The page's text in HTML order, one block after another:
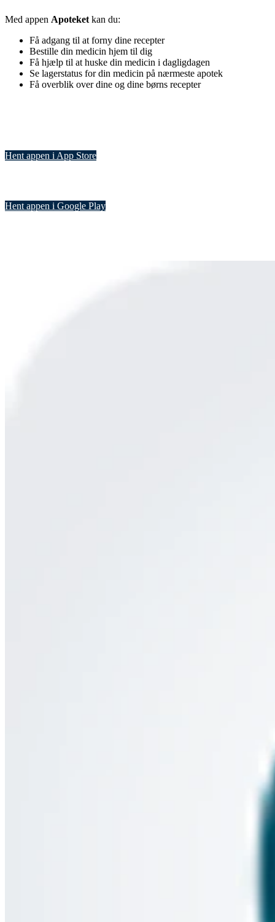
Med appen Apoteket kan du:
Få adgang til at forny dine recepter
Bestille din medicin hjem til dig
Få hjælp til at huske din medicin i dagligdagen
Se lagerstatus for din medicin på nærmeste apotek
Få overblik over dine og dine børns recepter
Hent appen i App Store
Hent appen i Google Play